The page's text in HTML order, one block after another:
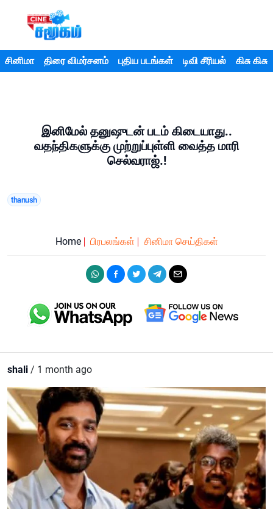
சினிமா திரை விமர்சனம் புதிய படங்கள் டிவி சீரியல் கிசு கிசு
இனிமேல் தனுஷுடன் படம் கிடையாது..
வதந்திகளுக்கு முற்றுப்புள்ளி வைத்த மாரி
செல்வராஜ்.!
thanush
Home பிரபலங்கள் சினிமா செய்திகள்
shali / 1 month ago